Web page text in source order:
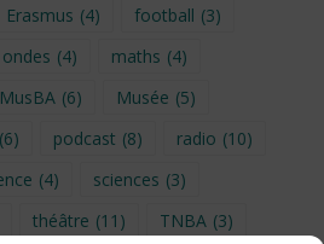
Erasmus (4) football (3)
(4) maths (4)
MusBA (6) Musée (5)
(6) podcast (8) radio (10)
(4) sciences (3)
théâtre (11) TNBA (3)